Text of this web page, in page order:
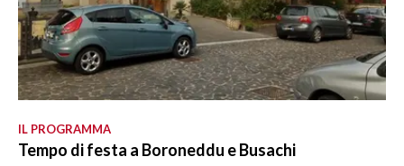
IL PROGRAMMA
Tempo di festa a Boroneddu e Busachi